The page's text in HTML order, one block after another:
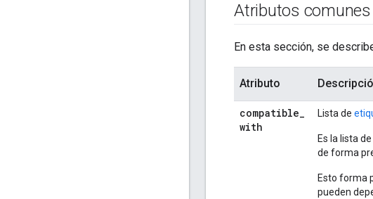
Atributos
En esta sección, se
Atributo
compatible_
with
Lista de
Es la lista
de forma
Esto forma
pueden